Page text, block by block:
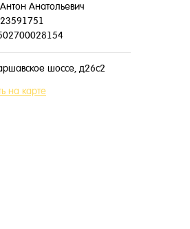
Анатольевич
шоссе, д26с2
на карте